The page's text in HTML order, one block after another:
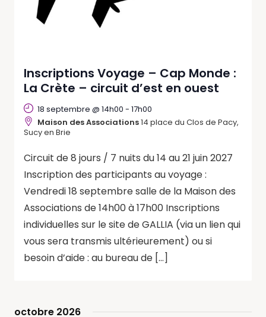
Inscriptions Voyage – Cap Monde :
La Crète – circuit d’est en ouest
18 septembre @ 14h00 - 17h00
Maison des Associations14 place du Clos de Pacy,
Sucy en Brie
Circuit de 8 jours / 7 nuits du 14 au 21 juin 2027
Inscription des participants au voyage :
Vendredi 18 septembre salle de la Maison des
Associations de 14h00 à 17h00 Inscriptions
individuelles sur le site de GALLIA (via un lien qui
vous sera transmis ultérieurement) ou si
besoin d’aide : au bureau de […]
octobre 2026